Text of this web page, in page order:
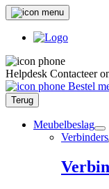
Helpdesk Contacteer
Bestel
Terug
Meubelbeslag
Verbinders